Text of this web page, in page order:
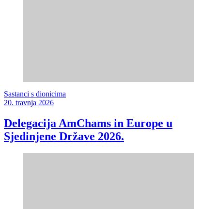
Sastanci s dionicima
20. travnja 2026
Delegacija AmChams in Europe u
Sjedinjene Države 2026.